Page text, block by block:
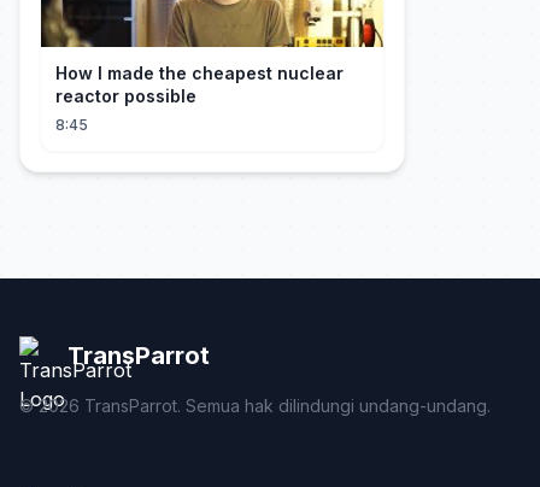
How I made the cheapest nuclear
reactor possible
8:45
TransParrot
©2026 TransParrot. Semua hak dilindungi undang-undang.